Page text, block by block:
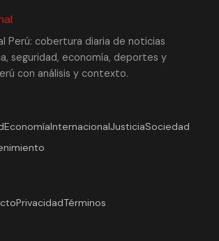
Perú: cobertura diaria de noticias
seguridad, economía, deportes y
con análisis y contexto.
EconomíaInternacionalJusticiaSociedad
PrivacidadTérminos